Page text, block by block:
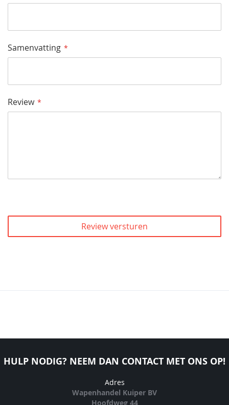
Samenvatting
Review
Review versturen
HULP NODIG? NEEM DAN CONTACT MET ONS OP!
Adres
Wapenhandel Kuiper BV
Hoofdweg 44